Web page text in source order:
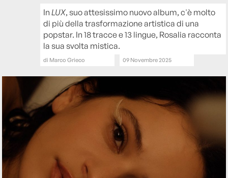
InLUX, suo attesissimo nuovo album, c'è molto
di più della trasformazione artistica di una
popstar. In 18 tracce e 13 lingue, Rosalia racconta
la sua svolta mistica.
di Marco Grieco 09 Novembre 2025